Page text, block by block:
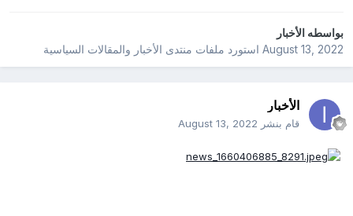
بواسطهالأخبار
August 13, 2022استورد ملفات منتدى الأخبار والمقالات السياسية
الأخبار
قام بنشر August 13, 2022